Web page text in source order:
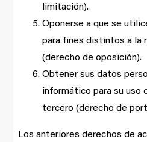
limitación).
Oponerse a que se
para fines distintos a la
(derecho de oposición).
Obtener sus datos
informático para su uso
tercero (derecho de
Los anteriores derechos de